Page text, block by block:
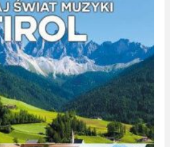
19,99 zł
do
25,00 zł